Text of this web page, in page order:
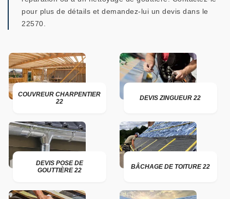
pour plus de détails et demandez-lui un devis dans le
22570.
COUVREUR CHARPENTIER
22
DEVIS ZINGUEUR 22
DEVIS POSE DE
GOUTTIÈRE 22
BÂCHAGE DE TOITURE 22